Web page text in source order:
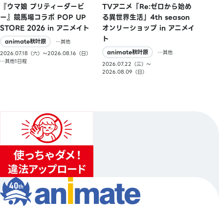
『ウマ娘 プリティーダービ
ー』競馬場コラボ POP UP
STORE 2026 in アニメイト
animate秋叶原
…其他
2026.07.18（六）〜2026.08.16（日）
…其他1日程
TVアニメ「Re:ゼロから始め
る異世界生活」4th season
オンリーショップ in アニメイ
ト
animate秋叶原
…其他
2026.07.22（三）〜
2026.08.09（日）